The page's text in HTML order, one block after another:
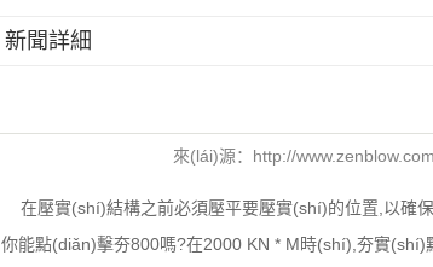
新聞詳細
來(lái)源：http://
在壓實(shí)結構之前必須壓平要壓實(shí)的位置,以確
你能點(diǎn)擊夯800嗎?在2000 KN * M時(shí),夯實